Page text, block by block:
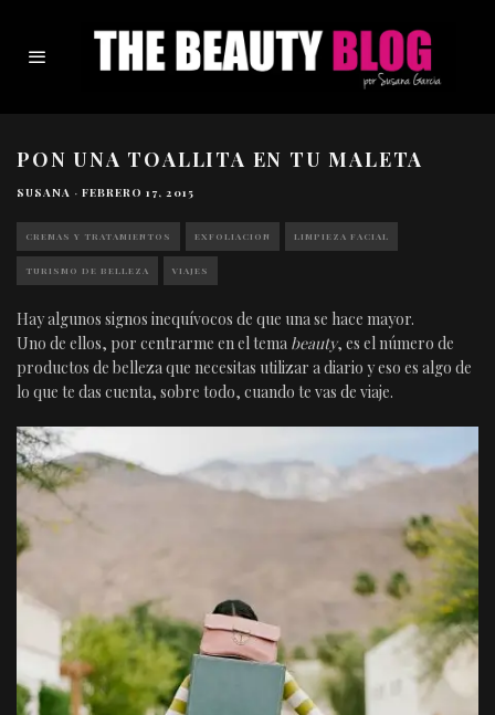
PON UNA TOALLITA EN TU MALETA
SUSANA · FEBRERO 17, 2015
CREMAS Y TRATAMIENTOS EXFOLIACION LIMPIEZA FACIAL
TURISMO DE BELLEZA VIAJES
Hay algunos signos inequívocos de que una se hace mayor.
Uno de ellos, por centrarme en el tema beauty, es el número de
productos de belleza que necesitas utilizar a diario y eso es algo de
lo que te das cuenta, sobre todo, cuando te vas de viaje.